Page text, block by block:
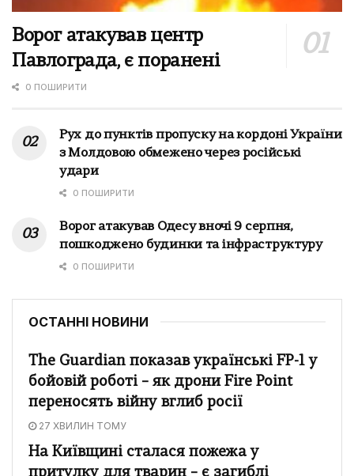
Ворог атакував центр
Павлограда, є поранені
0 ПОШИРИТИ
Рух до пунктів пропуску на кордоні України
з Молдовою обмежено через російські
удари
0 ПОШИРИТИ
Ворог атакував Одесу вночі 9 серпня,
пошкоджено будинки та інфраструктуру
0 ПОШИРИТИ
ОСТАННІ НОВИНИ
The Guardian показав українські FP-1 у
бойовій роботі – як дрони Fire Point
переносять війну вглиб росії
27 ХВИЛИН ТОМУ
На Київщині сталася пожежа у
притулку для тварин – є загиблі